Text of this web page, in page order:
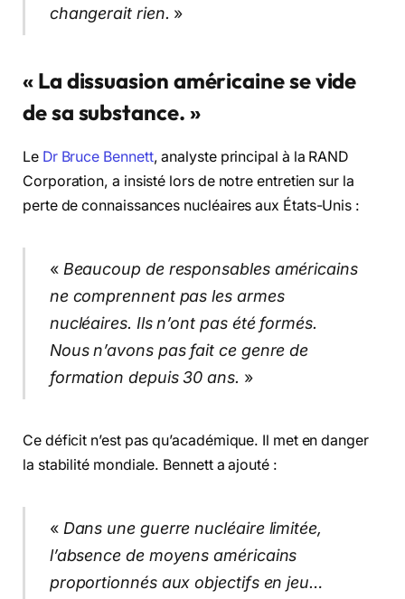
changerait rien. »
« La dissuasion américaine se vide
de sa substance. »
Le Dr Bruce Bennett, analyste principal à la RAND
Corporation, a insisté lors de notre entretien sur la
perte de connaissances nucléaires aux États-Unis :
« Beaucoup de responsables américains
ne comprennent pas les armes
nucléaires. Ils n’ont pas été formés.
Nous n’avons pas fait ce genre de
formation depuis 30 ans. »
Ce déficit n’est pas qu’académique. Il met en danger
la stabilité mondiale. Bennett a ajouté :
« Dans une guerre nucléaire limitée,
l’absence de moyens américains
proportionnés aux objectifs en jeu…